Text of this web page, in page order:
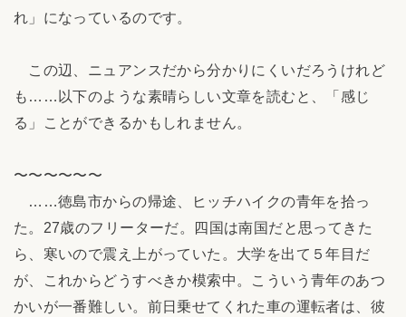
れ」になっているのです。
この辺、ニュアンスだから分かりにくいだろうけれど
も……以下のような素晴らしい文章を読むと、「感じ
る」ことができるかもしれません。
〜〜〜〜〜〜
……徳島市からの帰途、ヒッチハイクの青年を拾っ
た。27歳のフリーターだ。四国は南国だと思ってきた
ら、寒いので震え上がっていた。大学を出て５年目だ
が、これからどうすべきか模索中。こういう青年のあつ
かいが一番難しい。前日乗せてくれた車の運転者は、彼